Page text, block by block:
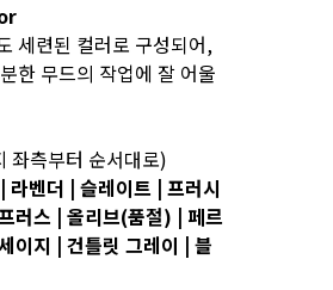
세련된 컬러로 구성되어,
한 무드의 작업에 잘 어울
좌측부터 순서대로)
라벤더 | 슬레이트 | 프러시
러스 | 올리브(품절) | 페르
이지 | 건틀릿 그레이 | 블